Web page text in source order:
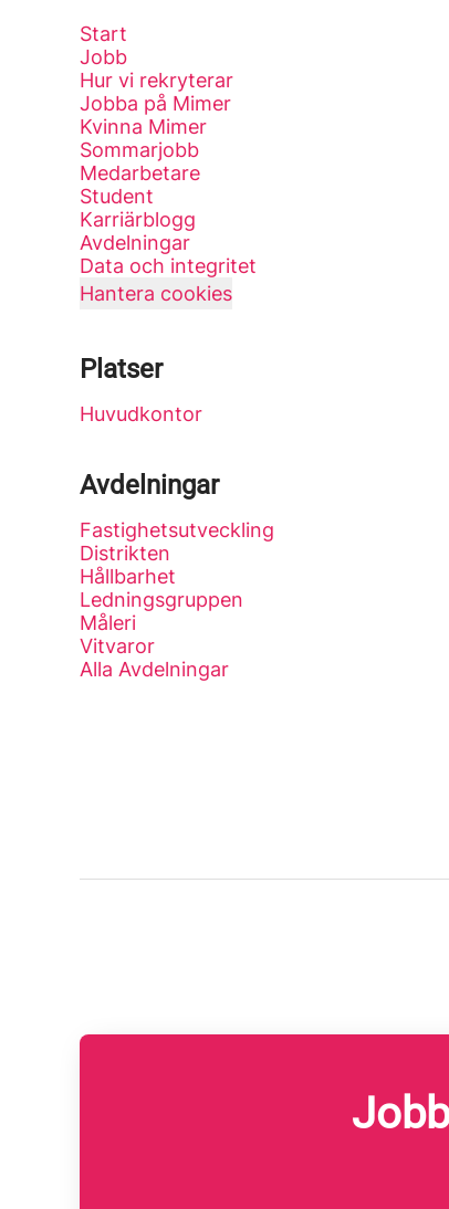
Start
Jobb
Hur vi rekryterar
Jobba på Mimer
Kvinna Mimer
Sommarjobb
Medarbetare
Student
Karriärblogg
Avdelningar
Data och integritet
Hantera cookies
Platser
Huvudkontor
Avdelningar
Fastighetsutveckling
Distrikten
Hållbarhet
Ledningsgruppen
Måleri
Vitvaror
Alla Avdelningar